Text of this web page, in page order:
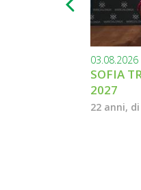
03.08.2026
SOFIA
2027
22 anni,